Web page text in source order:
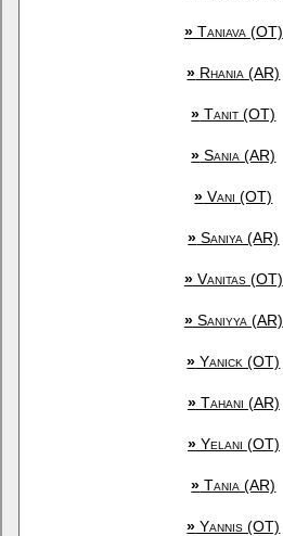
»Taniava (OT)
» Rhania (AR)
» Tanit (OT)
» Sania (AR)
» Vani (OT)
» Saniya (AR)
»Vanitas (OT)
»Saniyya (AR)
» Yanick (OT)
»Tahani (AR)
»Yelani (OT)
» Tania (AR)
» Yannis (OT)